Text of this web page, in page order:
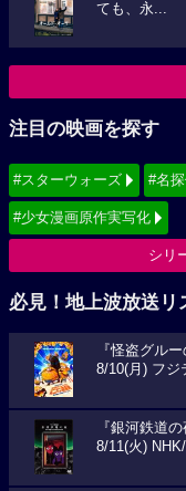
ても、永...
注目の映画を探す
#スターウォーズ #名
#少女漫画原作実写化
シリ
必見！地上波放送リ
『怪盗グル
8/10(月) フジ
『銀河鉄道の
8/11(火)